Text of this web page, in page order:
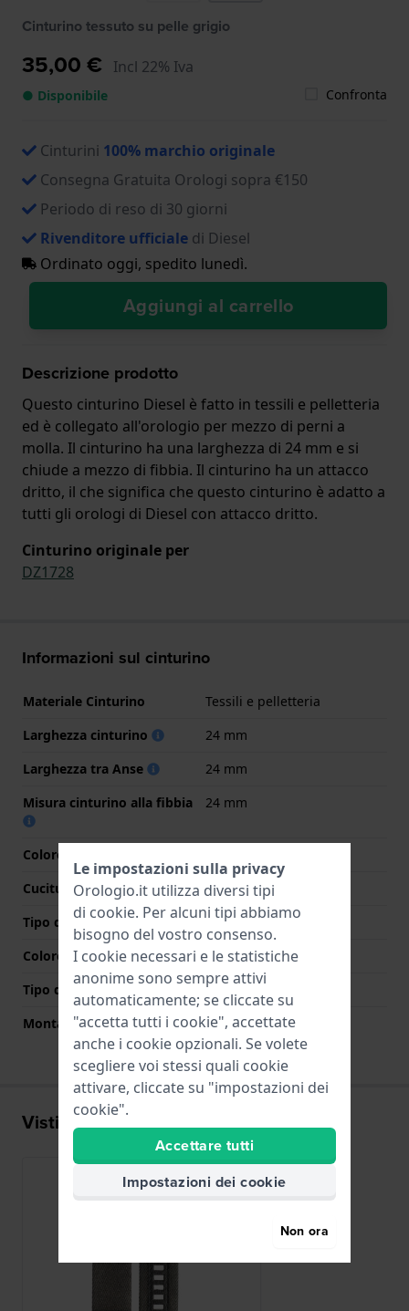
Cinturino tessuto su pelle grigio
35,00 € Incl 22% Iva
● Disponibile Confronta
Cinturini 100% marchio originale
Consegna Gratuita Orologi sopra €150
Periodo di reso di 30 giorni
Rivenditore ufficiale di Diesel
Ordinato oggi, spedito lunedì.
Aggiungi al carrello
Descrizione prodotto
Questo cinturino Diesel è fatto in tessili e pelletteria
ed è collegato all'orologio per mezzo di perni a
molla. Il cinturino ha una larghezza di 24 mm e si
chiude a mezzo di fibbia. Il cinturino ha un attacco
dritto, il che significa che questo cinturino è adatto a
tutti gli orologi di Diesel con attacco dritto.
Cinturino originale per
DZ1728
Informazioni sul cinturino
Materiale Cinturino
Tessili e pelletteria
Larghezza cinturino
24 mm
Larghezza tra Anse
24 mm
Misura cinturino alla fibbia
24 mm
Colore cinturino
Cuciture a colori
Nero
Tipo di chiusura
Fibbia
Colore Chiusura
Nero
Tipo di montatura
Perni a molla
Montatura dritta
Si
Visti di recente
Le impostazioni sulla privacy
Orologio.it utilizza diversi tipi
di cookie. Per alcuni tipi abbiamo
bisogno del vostro consenso.
I cookie necessari e le statistiche
anonime sono sempre attivi
automaticamente; se cliccate su
"accetta tutti i cookie", accettate
anche i cookie opzionali. Se volete
scegliere voi stessi quali cookie
attivare, cliccate su "impostazioni dei
cookie".
Accettare tutti
Impostazioni dei cookie
Non ora